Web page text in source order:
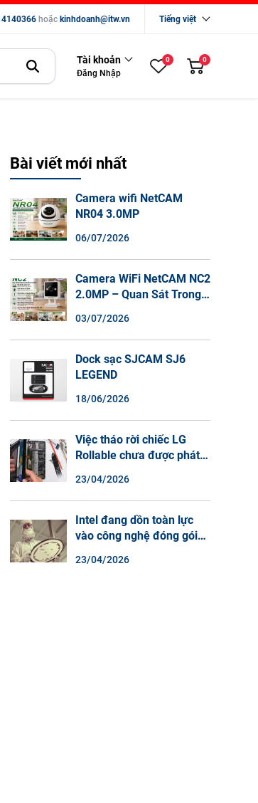
hoặc kinhdoanh@itw.vn Tiếng việt
Tài khoản
Đăng Nhập
0 0
Bài viết mới nhất
Camera wifi NetCAM
NR04 3.0MP
06/07/2026
Camera WiFi NetCAM NC2
2.0MP – Quan Sát Trong
Màu Ban Đêm, Đàm Thoại
2 Chiều
03/07/2026
Dock sạc SJCAM SJ6
LEGEND
18/06/2026
Việc tháo rời chiếc LG
Rollable chưa được phát
sao điện thoại màn hình
cuộn không phải là một xu
hướng.
23/04/2026
Intel đang dồn toàn lực
vào công nghệ đóng gói
23/04/2026